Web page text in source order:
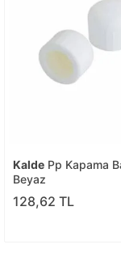
Kalde Pp Kapama
Beyaz
128,62 TL